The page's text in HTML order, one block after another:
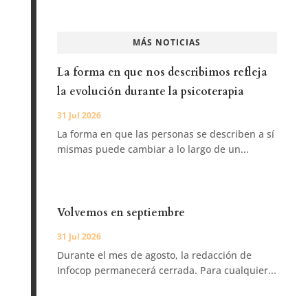
MÁS NOTICIAS
La forma en que nos describimos refleja
la evolución durante la psicoterapia
31 Jul 2026
La forma en que las personas se describen a sí
mismas puede cambiar a lo largo de un...
Volvemos en septiembre
31 Jul 2026
Durante el mes de agosto, la redacción de
Infocop permanecerá cerrada. Para cualquier...